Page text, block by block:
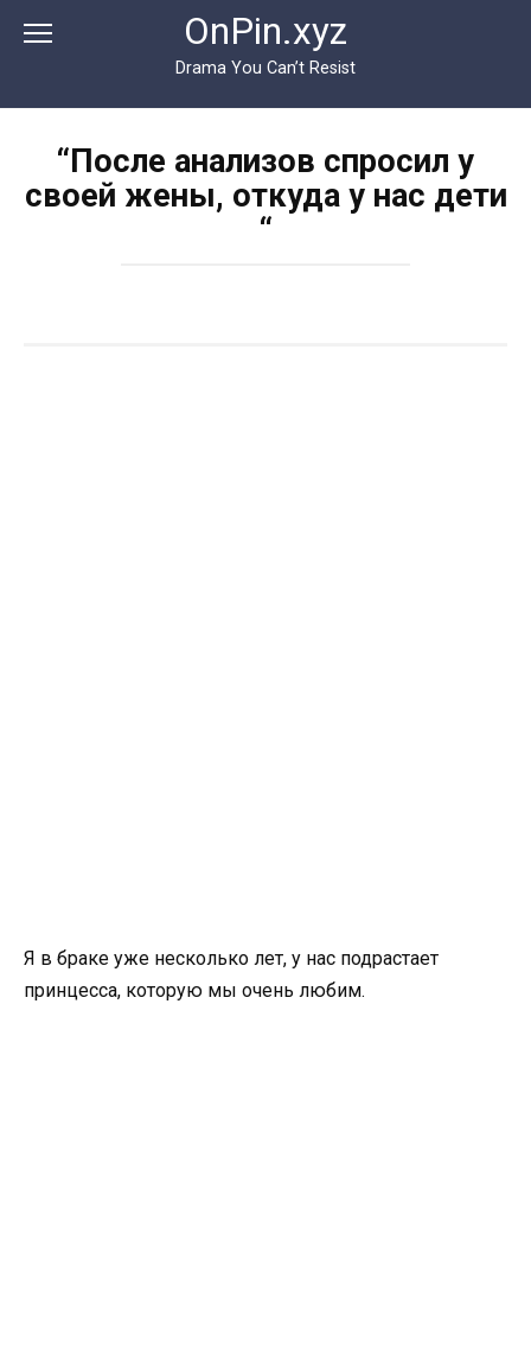
OnPin.xyz
Drama You Can’t Resist
“После анализов спросил у
своей жены, откуда у нас дети
“
Я в браке уже несколько лет, у нас подрастает
принцесса, которую мы очень любим.